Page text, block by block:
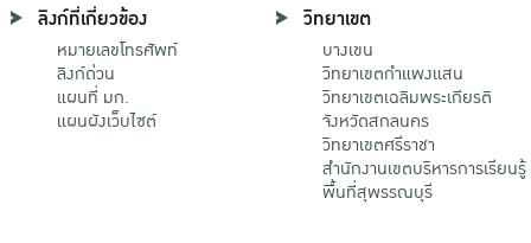
ลิงก์ที่เกี่ยวข้อง
หมายเลขโทรศัพท์
ลิงก์ด่วน
แผนที่ มก.
แผนผังเว็บไซต์
วิทยาเขต
บางเขน
วิทยาเขตกําแพงแสน
วิทยาเขตเฉลิมพระเกียรติ
จังหวัดสกลนคร
วิทยาเขตศรีราชา
สำนักงานเขตบริหารการเรียนรู้
พื้นที่สุพรรณบุรี